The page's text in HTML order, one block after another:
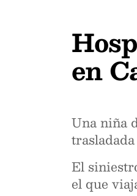
en
Una niña
El
el que